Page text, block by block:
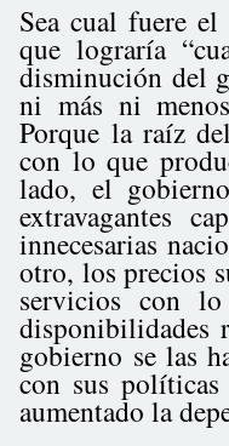
Sea cual fuere
que lograría
disminución del
ni más ni
Porque la raíz
con lo que
lado, el
extravagantes
innecesarias
otro, los precios
servicios con
disponibilidades
gobierno se las
con sus
aumentado la